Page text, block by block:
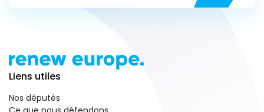
Liens utiles
Nos députés